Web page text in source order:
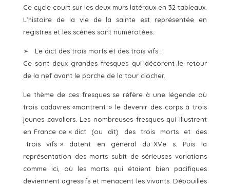
Ce cycle court sur les deux murs latéraux en 32 tableaux.
L’histoire de la vie de la sainte est représentée en
registres et les scènes sont numérotées.
➢ Le dict des trois morts et des trois vifs :
Ce sont deux grandes fresques qui décorent le retour
de la nef avant le porche de la tour clocher.
Le thème de ces fresques se réfère à une légende où
trois cadavres «montrent » le devenir des corps à trois
jeunes cavaliers. Les nombreuses fresques qui illustrent
en France ce « dict (ou dit) des trois morts et des
trois vifs » datent en général du XVe s. Puis la
représentation des morts subit de sérieuses variations
comme ici, où les morts qui étaient bien pacifiques
deviennent agressifs et menacent les vivants. Dépouillés